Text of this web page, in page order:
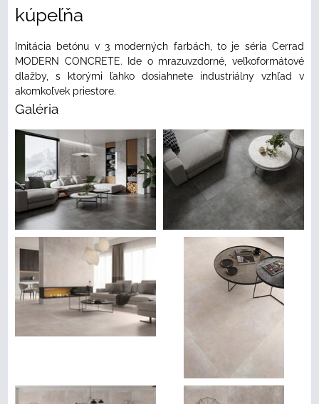
kúpeľňa
Imitácia betónu v 3 moderných farbách, to je séria Cerrad
MODERN CONCRETE. Ide o mrazuvzdorné, veľkoformátové
dlažby, s ktorými ľahko dosiahnete industriálny vzhľad v
akomkoľvek priestore.
Galéria